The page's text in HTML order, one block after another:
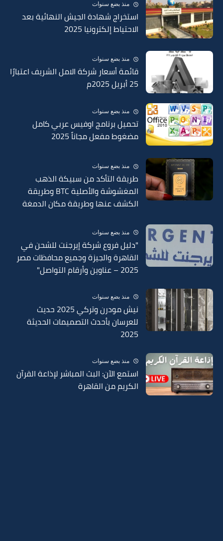
منذ بضع سنوات
استخراج شهادة الجيش النهائية بعد
الاحتياط إلكترونيا 2025
منذ بضع سنوات
قائمة أسعار شركة الامل الشريف اعتبارًا
منذ بضع سنوات
تحميل برنامج اوفيس عربي كامل
مضغوط مفعل مجاناً 2025
منذ بضع سنوات
طريقة التأكد من سبيكة الذهب
المغشوشة والأصلية BTC وطريقة
الكشف عنها وطريقة مكان الدمغة
منذ بضع سنوات
"دليل فروع شركة إيرجنت للشحن في
القاهرة والجيزة وجميع محافظات مصر
2025 – عناوين وأرقام التواصل"
منذ بضع سنوات
نيش مودرن وتركي 2025 حديث
للعرسان بأحدث التصميمات الحديثة
2025
منذ بضع سنوات
استمع الآن: البث المباشر لإذاعة القرآن
الكريم من القاهرة